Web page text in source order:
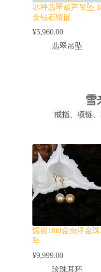
冰种翡翠葫芦吊坠
金钻石镶嵌
¥5,960.00
翡翠吊坠
雪
戒指、项链
镶嵌18ki金南洋金
坠
¥9,999.00
珍珠耳环